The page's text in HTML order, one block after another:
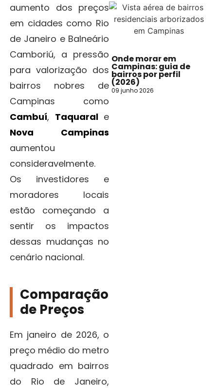
aumento dos preços
em cidades como Rio
de Janeiro e Balneário
Camboriú, a pressão
para valorização dos
bairros nobres de
Campinas como
Cambuí, Taquarale
Nova Campinas
aumentou
consideravelmente.
Os investidores e
moradores locais
estão começando a
sentir os impactos
dessas mudanças no
cenário nacional.
Comparação
de Preços
Em janeiro de 2026, o
preço médio do metro
quadrado em bairros
do Rio de Janeiro,
Onde morar em
Campinas: guia de
bairros por perfil
(2026)
09 junho 2026